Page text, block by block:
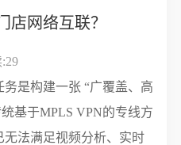
店网络互联？
是构建一张 “广覆盖、高
基于MPLS VPN的专线方
法满足视频分析、实时